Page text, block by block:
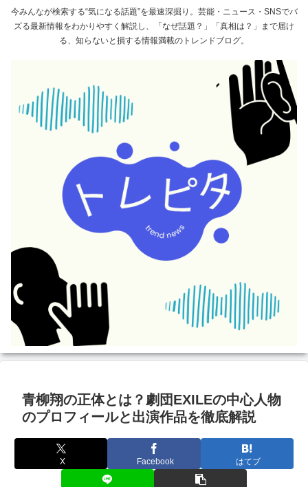
今みんなが検索する“気になる話題”を最速深掘り。芸能・ニュース・SNSでバ
ズる最新情報をわかりやすく解説し、「なぜ話題？」「真相は？」まで届け
る、知らないと損する情報満載のトレンドブログ。
青柳翔の正体とは？劇団EXILEの中心人物
のプロフィールと出演作品を徹底解説
X Facebook はてブ